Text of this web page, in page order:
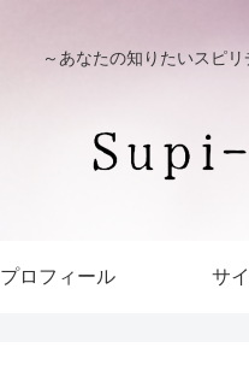
～あなたの知りたいスピ
プロフィール サ